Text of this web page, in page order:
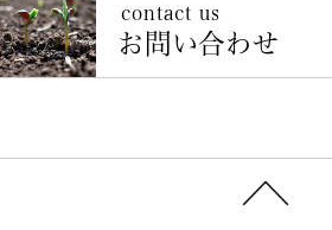
contact us
お問い合わせ